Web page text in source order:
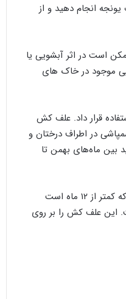
انجام دهید و از
است در اثر آبشویی یا
موجود در خاک‌ های
قرار داد. علف کش
در اطراف درختان و
بين ماه‌های بهمن تا
استفاده از این سم برای درختان و بوته‌ هایی با کمتر از ۵ سانتيمتر ارتفاع و همچنين آنهايی که کمتر از ۱۲ ماه است
اين علف ‌كش را بر روی